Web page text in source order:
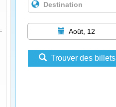
Août, 12
Trouver des billets